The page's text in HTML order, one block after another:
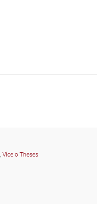
, Více o Theses